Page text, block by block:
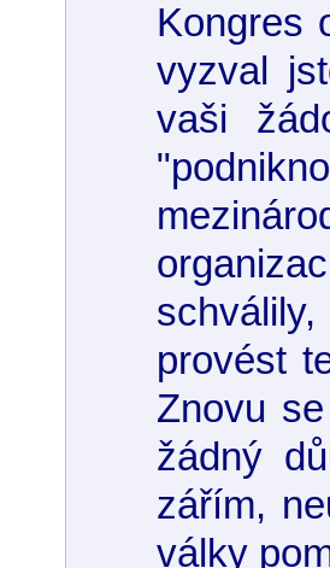
Kongres
vyzval
vaši
provést
Znovu
žádný
zářím,
války